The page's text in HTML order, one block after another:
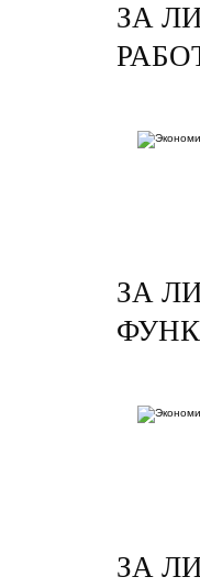
ЗА
ЗА
ЗА